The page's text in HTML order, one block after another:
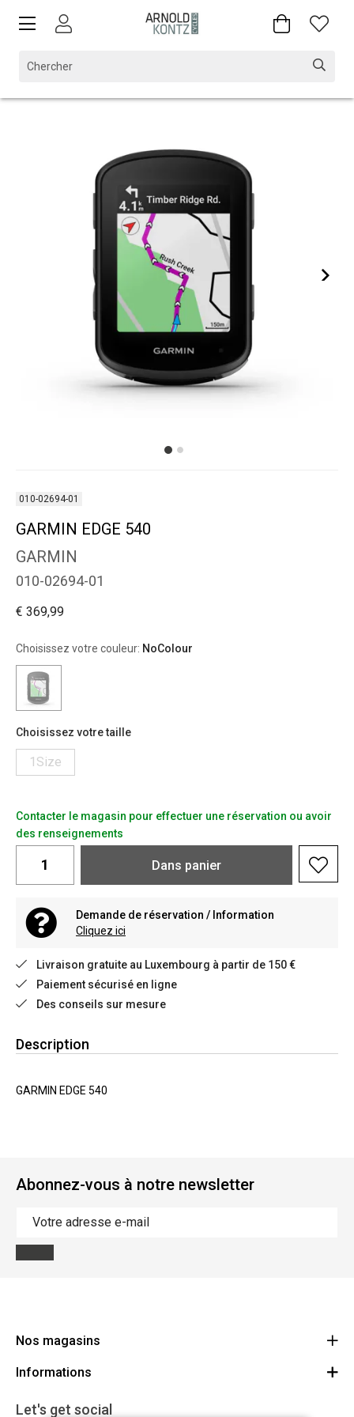
010-02694-01
GARMIN EDGE 540
GARMIN
010-02694-01
€ 369,99
Choisissez votre couleur: NoColour
Choisissez votre taille
1Size
Contacter le magasin pour effectuer une réservation ou avoir
des renseignements
Dans panier
Demande de réservation / Information
Cliquez ici
Livraison gratuite au Luxembourg à partir de 150 €
Paiement sécurisé en ligne
Des conseils sur mesure
Description
GARMIN EDGE 540
Abonnez-vous à notre newsletter
Nos magasins
Cycles Arnold Kontz Gare / Bonnevoie
+352 40 96 74 214 / +352 40 96 74 215
Informations
Conditions générales
Let's get social